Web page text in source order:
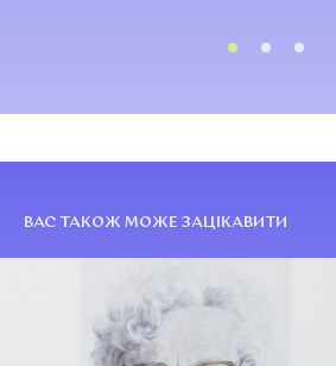
ВАС ТАКОЖ МОЖЕ ЗАЦІКАВИТИ